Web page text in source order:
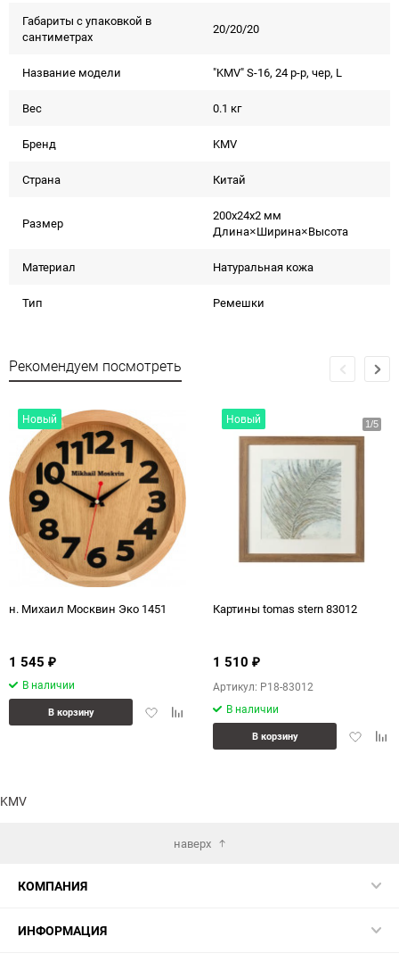
Габариты с упаковкой в
сантиметрах
20/20/20
Название модели "KMV" S-16, 24 р-р, чер, L
Вес 0.1 кг
Бренд KMV
Страна Китай
Размер
200x24x2 мм
Длина×Ширина×Высота
Материал Натуральная кожа
Тип Ремешки
Рекомендуем посмотреть
Новый
н. Михаил Москвин Эко 1451
1 545 ₽
В наличии
ДобавитьДобавить
сравнению
В корзину
Новый
Картины tomas stern 83012
1 510 ₽
Артикул: P18-83012
В наличии
В корзину
KMV
наверх
КОМПАНИЯ
ИНФОРМАЦИЯ